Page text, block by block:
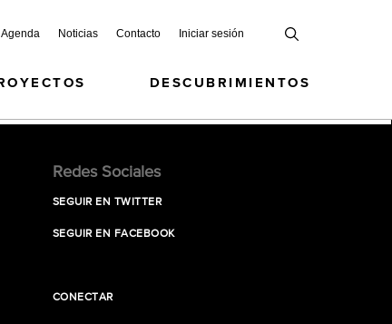
Agenda Noticias Contacto Iniciar sesión
DESCUBRIMIENTOS
Redes Sociales
SEGUIR EN TWITTER
SEGUIR EN FACEBOOK
CONECTAR